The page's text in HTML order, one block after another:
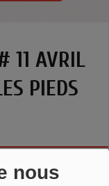
nous
11 AVRIL
PIEDS